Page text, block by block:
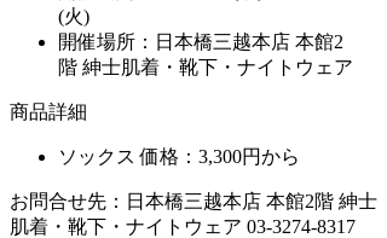
(火)
開催場所：日本橋三越本店 本館2
階 紳士肌着・靴下・ナイトウェア
商品詳細
ソックス 価格：3,300円から
お問合せ先：日本橋三越本店 本館2階 紳士
肌着・靴下・ナイトウェア 03-3274-8317